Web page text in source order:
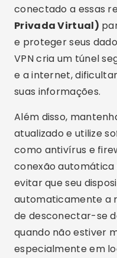
conectado a essas
Privada Virtual)
e proteger seus
VPN cria um túnel
e a internet,
suas informações.
Além disso,
atualizado e utilize
como antivírus e
conexão automática
evitar que seu
automaticamente a
de desconectar-se
quando não estiver
especialmente em